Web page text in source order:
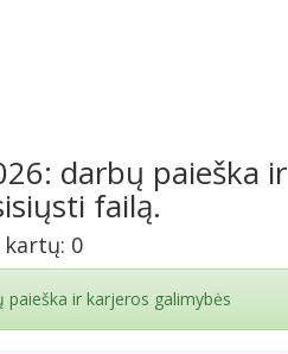
darbų paieška ir
failą.
kartų: 0
ir karjeros galimybės